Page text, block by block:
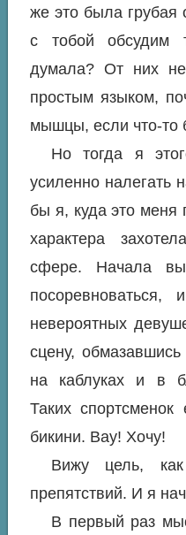
же это была грубая
с тобой обсудим
думала? От них
простым языком,
мышцы, если что-то
Но тогда я
усиленно налегать
бы я, куда это меня
характера
сфере. Начала
невероятных
сцену,
на каблуках и в
Таких
бикини. Вау! Хочу!
Вижу цель,
препятствий. И я
В первый раз